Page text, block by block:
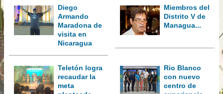
Diego
Armando
Maradona de
visita en
Nicaragua
Miembros del
Distrito V de
Managua...
Teletón logra
recaudar la
meta
Rio Blanco
con nuevo
centro de